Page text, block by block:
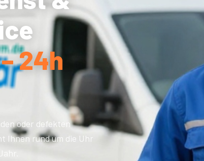
24h
oder defekten
Ihnen rund um die Uhr